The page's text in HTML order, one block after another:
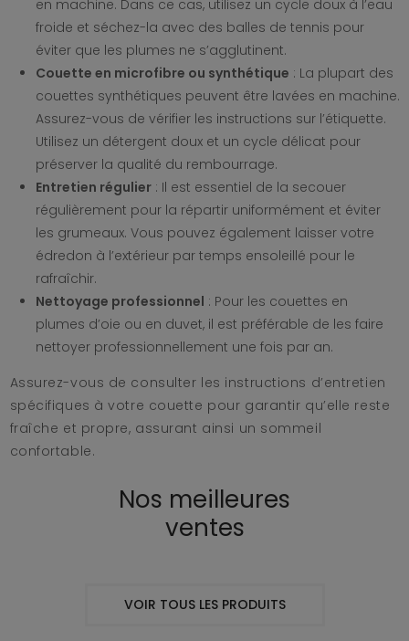
en machine. Dans ce cas, utilisez un cycle doux à l’eau
froide et séchez-la avec des balles de tennis pour
éviter que les plumes ne s’agglutinent.
Couette en microfibre ou synthétique : La plupart des
couettes synthétiques peuvent être lavées en machine.
Assurez-vous de vérifier les instructions sur l’étiquette.
Utilisez un détergent doux et un cycle délicat pour
préserver la qualité du rembourrage.
Entretien régulier: Il est essentiel de la secouer
régulièrement pour la répartir uniformément et éviter
les grumeaux. Vous pouvez également laisser votre
édredon à l’extérieur par temps ensoleillé pour le
rafraîchir.
Nettoyage professionnel : Pour les couettes en
plumes d’oie ou en duvet, il est préférable de les faire
nettoyer professionnellement une fois par an.
Assurez-vous de consulter les instructions d’entretien
spécifiques à votre couette pour garantir qu’elle reste
fraîche et propre, assurant ainsi un sommeil
confortable.
Nos meilleures
ventes
VOIR TOUS LES PRODUITS